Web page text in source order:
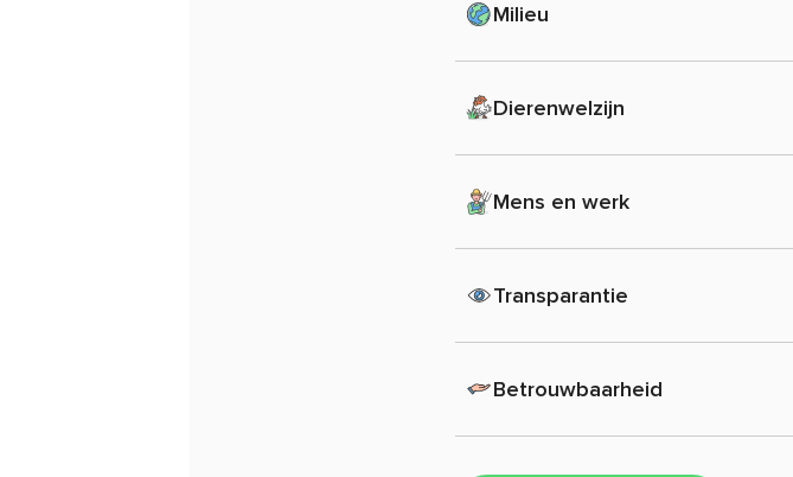
Milieu
Dierenwelzijn
Mens en werk
Transparantie
Betrouwbaarheid